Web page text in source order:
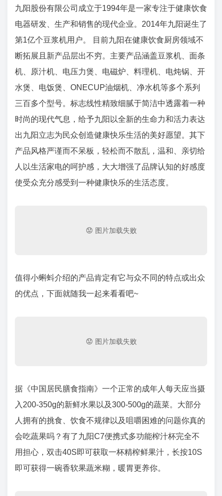
九阳股份有限公司成立于1994年是一家专注于健康饮食
电器研发、生产和销售的现代企业。2014年九阳诞生了
第1亿个豆浆机用户。 目前九阳在健康饮食厨房领域不
断拓展且新产品层出不穷。主要产品涵盖豆浆机、面条
机、原汁机、电压力煲、电磁炉、料理机、电炖锅、开
水煲、电饭煲、ONECUP油烟机、净水机等多个系列
三百多个型号。标志线性精致细腻于简洁中透露着一种
时尚的现代气息，给予九阳以全新的生命力和活力表达
出九阳立志为民众创造健康快乐生活的美好愿望。其下
产品风格严谨而不呆板，轻松而不散乱，温和、亲切给
人以生活家电的呵护感，大大增强了品牌认知的好感度
使受众充分感受到一种健康快乐的生活态度。
值得小蝌蚪介绍的产品肯定有它与众不同的特点或出众
的优点，下面就随我一起来看看吧~
据《中国居民膳食指南》一个正常的成年人每天应当摄
入200-350g的新鲜水果以及300-500g的蔬菜。大部分
人拥有的挑食、饮食不规律以及咀嚼困难的问题你真的
会吃蔬果吗？有了九阳C7便携式多功能榨汁杯完全不
用担心，双击40S即可获取一杯精榨鲜果汁，长按10S
即可获得一碗香软果蔬米糊，暖胃更养你。